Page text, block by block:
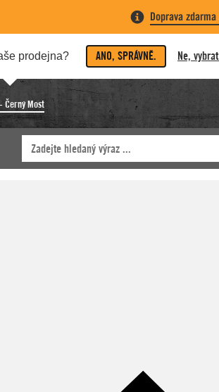
Doprava
prodejna? ANO, SPRÁVNĚ. Ne,
Černý Most